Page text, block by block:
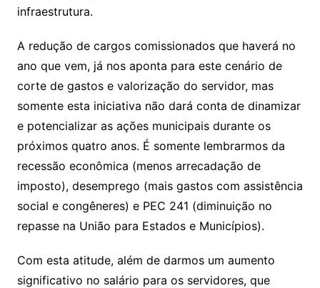
infraestrutura.
A redução de cargos comissionados que haverá no
ano que vem, já nos aponta para este cenário de
corte de gastos e valorização do servidor, mas
somente esta iniciativa não dará conta de dinamizar
e potencializar as ações municipais durante os
próximos quatro anos. É somente lembrarmos da
recessão econômica (menos arrecadação de
imposto), desemprego (mais gastos com assistência
social e congêneres) e PEC 241 (diminuição no
repasse na União para Estados e Municípios).
Com esta atitude, além de darmos um aumento
significativo no salário para os servidores, que